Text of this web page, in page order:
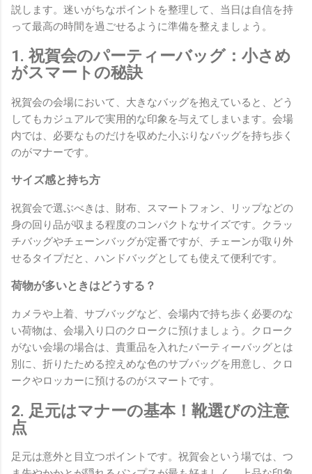
説します。迷いがちなポイントを整理して、当日は自信を持
って最高の時間を過ごせるように準備を整えましょう。
1. 祝賀会のパーティーバッグ：小さめ
がスマートの秘訣
祝賀会の会場において、大きなバッグを抱えていると、どう
してもカジュアルで実用的な印象を与えてしまいます。会場
内では、必要なものだけを収めた小ぶりなバッグを持ち歩く
のがマナーです。
サイズ感と持ち方
祝賀会で選ぶべきは、財布、スマートフォン、リップなどの
身の回り品が収まる程度のコンパクトなサイズです。クラッ
チバッグやチェーンバッグが定番ですが、チェーンが取り外
せるタイプだと、ハンドバッグとしても使えて便利です。
荷物が多いときはどうする？
カメラや上着、サブバッグなど、会場内で持ち歩く必要のな
い荷物は、会場入り口のクロークに預けましょう。クローク
がない会場の場合は、貴重品を入れたパーティーバッグとは
別に、折りたためる控えめな色のサブバッグを用意し、クロ
ークやロッカーに預けるのがスマートです。
2. 足元はマナーの基本！靴選びの注意
点
足元は意外と目立つポイントです。祝賀会という場では、つ